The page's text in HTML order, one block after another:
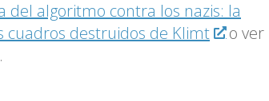
del algoritmo contra los nazis: la
cuadros destruidos de Klimt
o ver